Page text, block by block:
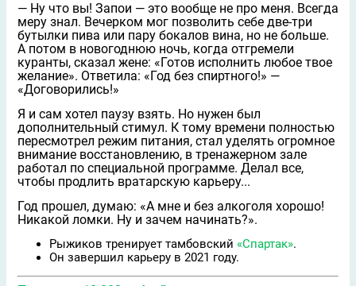
— Ну что вы! Запои — это вообще не про меня. Всегда
меру знал. Вечерком мог позволить себе две-три
бутылки пива или пару бокалов вина, но не больше.
А потом в новогоднюю ночь, когда отгремели
куранты, сказал жене: «Готов исполнить любое твое
желание». Ответила: «Год без спиртного!» —
«Договорились!»
Я и сам хотел паузу взять. Но нужен был
дополнительный стимул. К тому времени полностью
пересмотрел режим питания, стал уделять огромное
внимание восстановлению, в тренажерном зале
работал по специальной программе. Делал все,
чтобы продлить вратарскую карьеру...
Год прошел, думаю: «А мне и без алкоголя хорошо!
Никакой ломки. Ну и зачем начинать?».
Рыжиков тренирует тамбовский «Спартак».
Он завершил карьеру в 2021 году.